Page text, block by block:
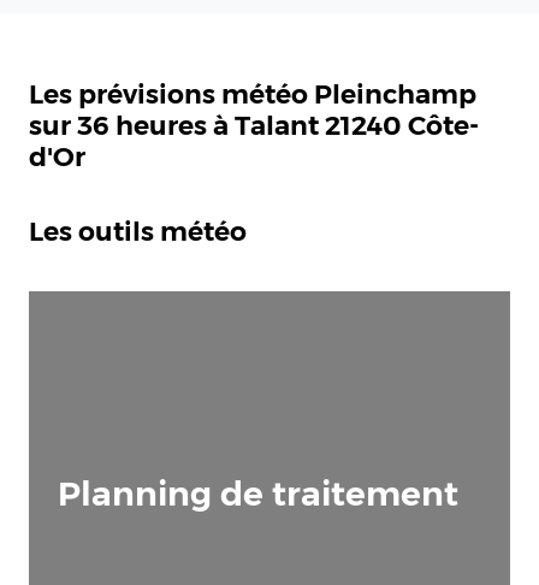
Les prévisions météo Pleinchamp
sur 36 heures à Talant 21240 Côte-
d'Or
Les outils météo
Planning de traitement